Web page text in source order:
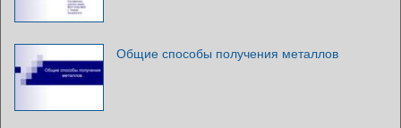
Общие способы получения металлов